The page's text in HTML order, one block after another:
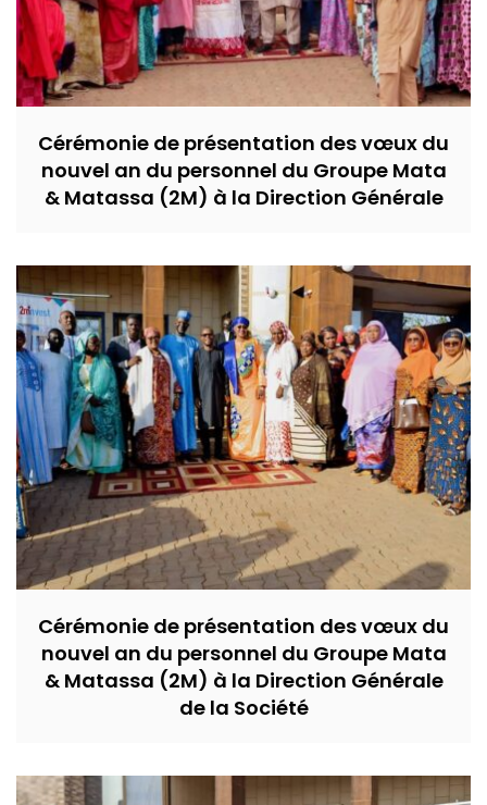
Cérémonie de présentation des vœux du
nouvel an du personnel du Groupe Mata
& Matassa (2M) à la Direction Générale
Cérémonie de présentation des vœux du
nouvel an du personnel du Groupe Mata
& Matassa (2M) à la Direction Générale
de la Société